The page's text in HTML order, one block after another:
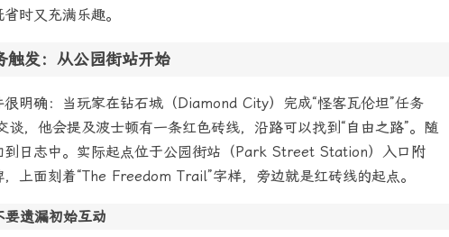
时又充满乐趣。
触发：从公园街站开始
明确：当玩家在钻石城（Diamond City）完成“怪客瓦伦坦”任务
谈，他会提及波士顿有一条红色砖线，沿路可以找到“自由之路”。随
到日志中。实际起点位于公园街站（Park Street Station）入口附
上面刻着“The Freedom Trail”字样，旁边就是红砖线的起点。
要遗漏初始互动